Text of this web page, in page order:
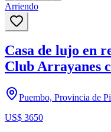
Arriendo
Casa de lujo en
Club Arrayanes
Puembo, Provincia de
US$ 3650